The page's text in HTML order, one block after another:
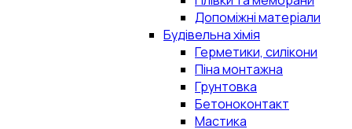
Допоміжні матеріали
Будівельна хімія
Герметики, силікони
Піна монтажна
Грунтовка
Бетоноконтакт
Мастика